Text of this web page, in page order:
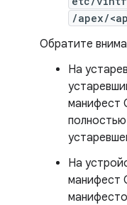
/apex/
Обратите
На
манифест
На
манифест